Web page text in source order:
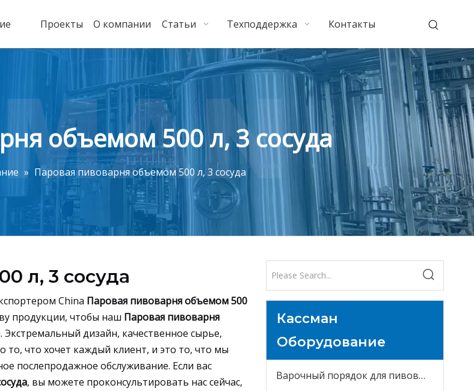
Проекты О компании Статьи Техподдержка Контакты
объемом 500 л, 3 сосуда
» Паровая пивоварня объемом 500 л, 3 сосуда
л, 3 сосуда
China Паровая пивоварня объемом 500
продукции, чтобы наш Паровая пивоварня
дизайн, качественное сырье,
то, что хочет каждый клиент, и это то, что мы
послепродажное обслуживание. Если вас
, вы можете проконсультировать нас сейчас,
Кассман
Оборудование
Варочный порядок для пивоварни